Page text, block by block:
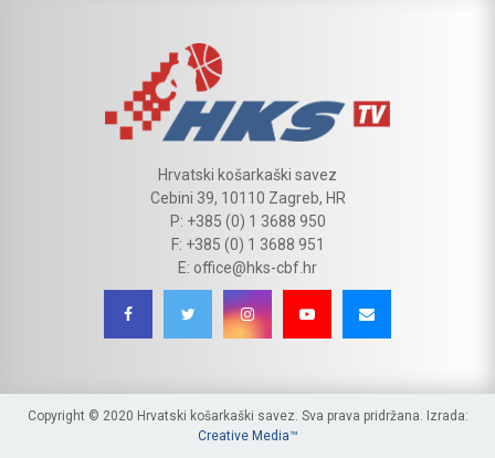
Hrvatski košarkaški savez
Cebini 39, 10110 Zagreb, HR
P: +385 (0) 1 3688 950
F: +385 (0) 1 3688 951
E: office@hks-cbf.hr
Copyright © 2020 Hrvatski košarkaški savez. Sva prava pridržana. Izrada:
Creative Media™